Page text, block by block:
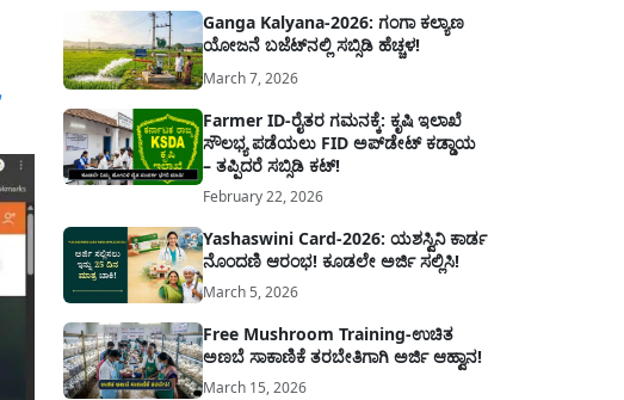
ನೆಮ್ಮದಿಯಿಂದ ಕಳೆಯಬೇಕೆಂಬುದು ಪ್ರತಿಯೊಬ್ಬರ ಕನಸಾಗಿರುತ್ತದೆ ಆದ್ದರಿಂದ
ಸರ್ಕಾರವು ಹಿರಿಯ ನಾಗರಿಕರ ಗುರುತಿನ ಚೀಟಿ...
Ganga Kalyana-2026: ಗಂಗಾ ಕಲ್ಯಾಣ
ಯೋಜನೆ ಬಜೆಟ್‌ನಲ್ಲಿ ಸಬ್ಸಿಡಿ ಹೆಚ್ಚಳ!
March 7, 2026
Farmer ID-ರೈತರ ಗಮನಕ್ಕೆ: ಕೃಷಿ ಇಲಾಖೆ
ಸೌಲಭ್ಯ ಪಡೆಯಲು FID ಅಪ್‌ಡೇಟ್ ಕಡ್ಡಾಯ
– ತಪ್ಪಿದರೆ ಸಬ್ಸಿಡಿ ಕಟ್!
February 22, 2026
Yashaswini Card-2026: ಯಶಸ್ವಿನಿ ಕಾರ್ಡ
ನೊಂದಣಿ ಆರಂಭ! ಕೂಡಲೇ ಅರ್ಜಿ ಸಲ್ಲಿಸಿ!
March 5, 2026
Free Mushroom Training-ಉಚಿತ
ಅಣಬೆ ಸಾಕಾಣಿಕೆ ತರಬೇತಿಗಾಗಿ ಅರ್ಜಿ ಆಹ್ವಾನ!
March 15, 2026